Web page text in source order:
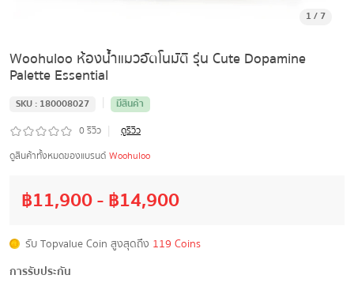
1 / 7
Woohuloo ห้องน้ำแมวอัตโนมัติ รุ่น Cute Dopamine
Palette Essential
SKU : 180008027 |
มีสินค้า
0 รีวิว |
ดูรีวิว
ดูสินค้าทั้งหมดของแบรนด์ Woohuloo
฿11,900- ฿14,900
รับ Topvalue Coin สูงสุดถึง 119 Coins
การรับประกัน